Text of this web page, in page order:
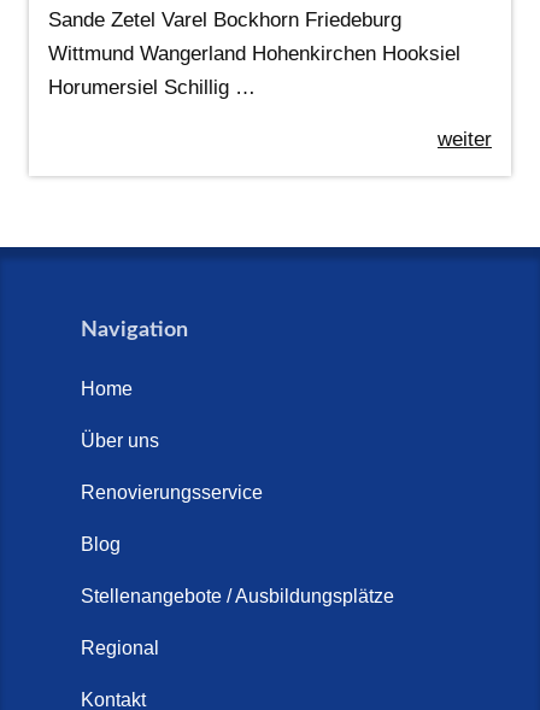
Sande Zetel Varel Bockhorn Friedeburg
Wittmund Wangerland Hohenkirchen Hooksiel
Horumersiel Schillig …
weiter
Navigation
Home
Über uns
Renovierungsservice
Blog
Stellenangebote / Ausbildungsplätze
Regional
Kontakt